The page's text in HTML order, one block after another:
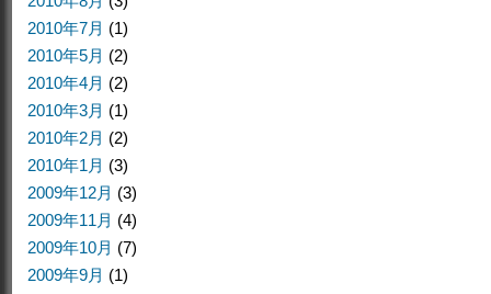
2010年7月 (1)
2010年5月 (2)
2010年4月 (2)
2010年3月 (1)
2010年2月 (2)
2010年1月 (3)
2009年12月 (3)
2009年11月 (4)
2009年10月 (7)
2009年9月 (1)